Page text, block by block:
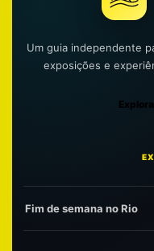
Um guia independente
exposições e
Fim de semana no Rio